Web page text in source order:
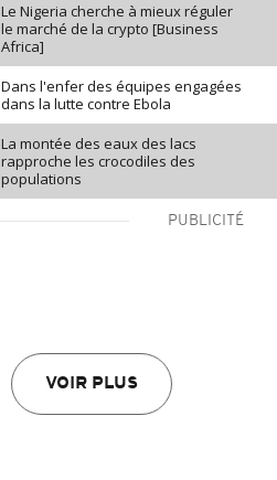
Le Nigeria cherche à mieux réguler
le marché de la crypto [Business
Africa]
Dans l'enfer des équipes engagées
dans la lutte contre Ebola
La montée des eaux des lacs
rapproche les crocodiles des
populations
PUBLICITÉ
VOIR PLUS